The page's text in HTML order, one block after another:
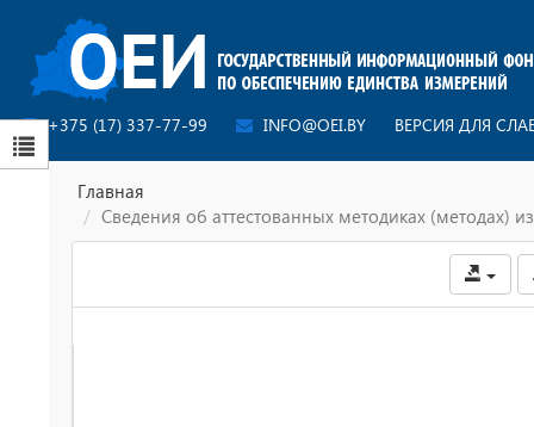
+375 (17) 337-77-99 INFO@OEI.BY ВЕРСИЯ ДЛЯ
Главная
Сведения об аттестованных методиках (методах)